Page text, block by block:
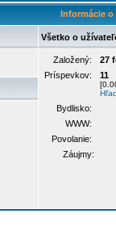
Informácie
Všetko o
Založený:
27
Príspevkov:
11
Bydlisko:
WWW:
Povolanie:
Záujmy: